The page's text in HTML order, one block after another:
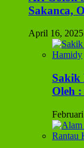
Sakanca,
April 16, 2025
Sakik
Oleh